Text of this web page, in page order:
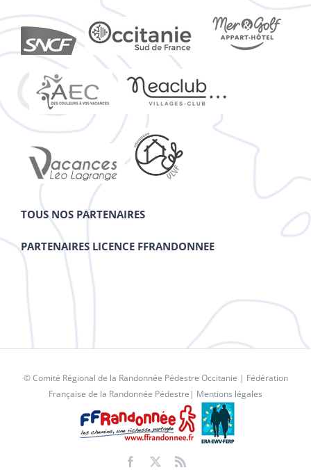
TOUS NOS PARTENAIRES
PARTENAIRES LICENCE FFRANDONNEE
© Comité Régional de la Randonnée Pédestre Occitanie | Fédération
Française de la Randonnée Pédestre | Mentions légales
Facebook